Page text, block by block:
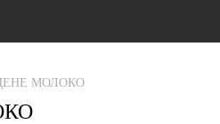
'G-RFXCKGNRF7');
МОЛОКО